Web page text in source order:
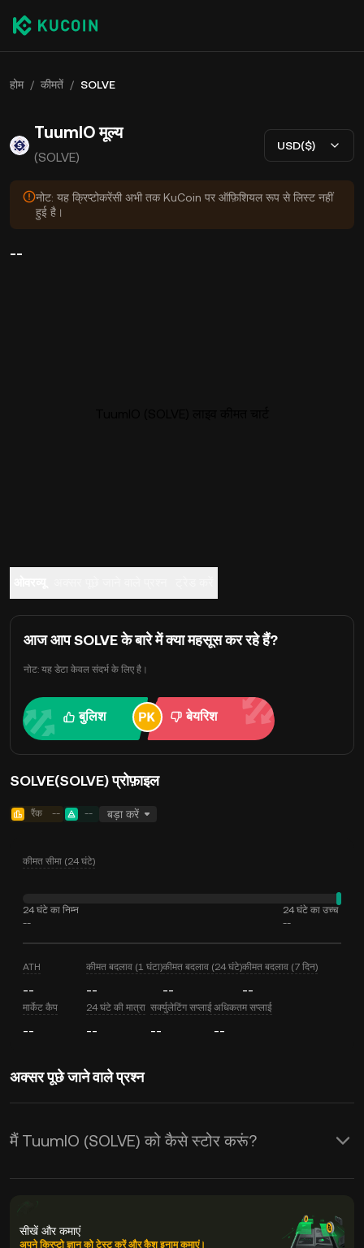
होम / कीमतें / SOLVE
TuumIO मूल्य
(SOLVE)
USD($)
नोट: यह क्रिप्टोकरेंसी अभी तक KuCoin पर ऑफ़िशियल रूप से लिस्ट नहीं
हुई है।
--
आज आप SOLVE के बारे में क्या महसूस कर रहे हैं?
नोट: यह डेटा केवल संदर्भ के लिए है।
बुलिश बेयरिश
SOLVE(SOLVE) प्रोफ़ाइल
रैंक -- -- बड़ा करें
कीमत सीमा (24 घंटे)
24 घंटे का निम्न
--
24 घंटे का उच्च
--
ATH
--
कीमत बदलाव (1 घंटा)
--
कीमत बदलाव (24 घंटे)
--
कीमत बदलाव (7 दिन)
--
मार्केट कैप
--
24 घंटे की मात्रा
--
सर्क्युलेटिंग सप्लाई
--
अधिकतम सप्लाई
--
अक्सर पूछे जाने वाले प्रश्न
मैं TuumIO (SOLVE) को कैसे स्टोर करूं?
सीखें और कमाएं
अपने क्रिप्टो ज्ञान को टेस्ट करें और कैश इनाम कमाएं।